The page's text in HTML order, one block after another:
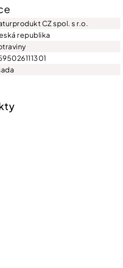
CZ spol. s r.o.
republika